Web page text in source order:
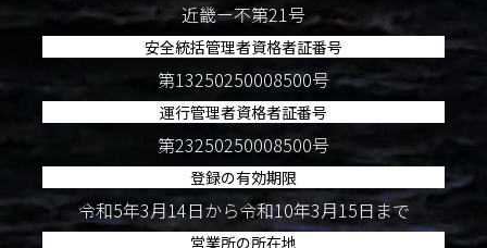
近畿ー不第21号
安全統括管理者資格者証番号
第13250250008500号
運行管理者資格者証番号
第23250250008500号
登録の有効期限
令和5年3月14日から令和10年3月15日まで
営業所の所在地